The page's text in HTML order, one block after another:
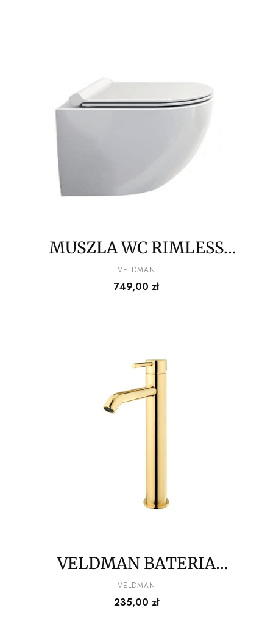
MUSZLA WC RIMLESS
VERONA DESKA
WOLNOOPADAJĄCA
PRODUCENT
VELDMAN
Cena
749,00 zł
VELDMAN BATERIA
UMYWALKOWA COSTA
WYSOKA GOLD
PRODUCENT
VELDMAN
Cena
235,00 zł